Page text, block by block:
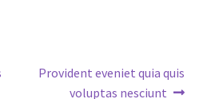
Next
Provident eveniet quia quis
voluptas nesciunt